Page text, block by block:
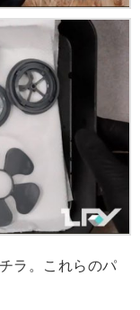
ラ。これらのパ